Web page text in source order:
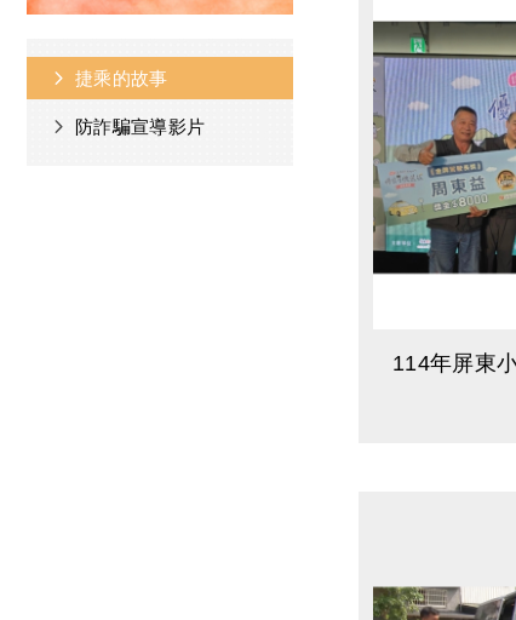
捷乘的故事
防詐騙宣導影片
114年屏東